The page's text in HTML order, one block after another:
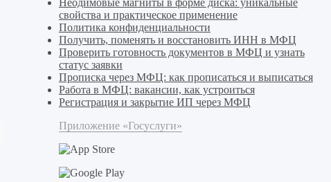
Неодимовые магниты в форме диска: уникальные
свойства и практическое применение
Политика конфиденциальности
Получить, поменять и восстановить ИНН в МФЦ
Проверить готовность документов в МФЦ и узнать
статус заявки
Прописка через МФЦ: как прописаться и выписаться
Работа в МФЦ: вакансии, как устроиться
Регистрация и закрытие ИП через МФЦ
Приложение «Госуслуги»